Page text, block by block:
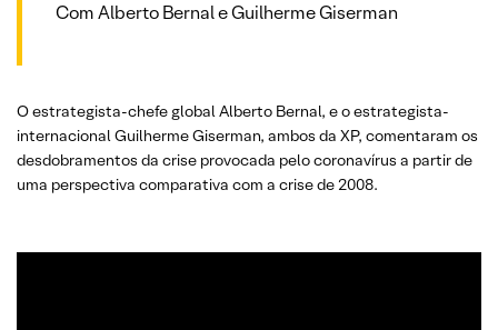
Com Alberto Bernal e Guilherme Giserman
O estrategista-chefe global Alberto Bernal, e o estrategista-
internacional Guilherme Giserman, ambos da XP, comentaram os
desdobramentos da crise provocada pelo coronavírus a partir de
uma perspectiva comparativa com a crise de 2008.